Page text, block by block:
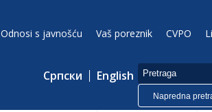
Odnosi s javnošću Vaš poreznik CVPO
Српски English
Napredna